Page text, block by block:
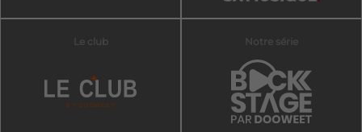
Le club Notre série